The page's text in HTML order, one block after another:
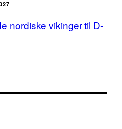
nordiske vikinger til D-